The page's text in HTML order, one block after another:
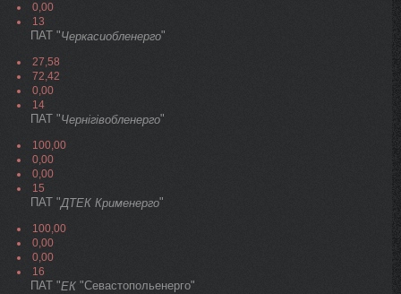
0,00
13
ПАТ "Черкасиобленерго"
27,58
72,42
0,00
14
ПАТ "Чернігівобленерго"
100,00
0,00
0,00
15
ПАТ "ДТЕК Крименерго"
100,00
0,00
0,00
16
ПАТ "ЕК "Севастопольенерго"